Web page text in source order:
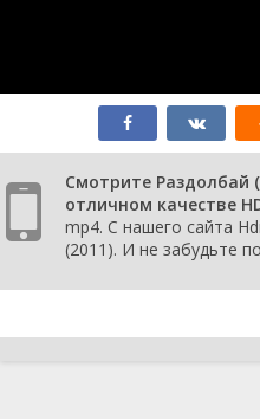
Смотрите Раздолбай
отличном качестве
mp4. С нашего сайта
(2011). И не забудьте